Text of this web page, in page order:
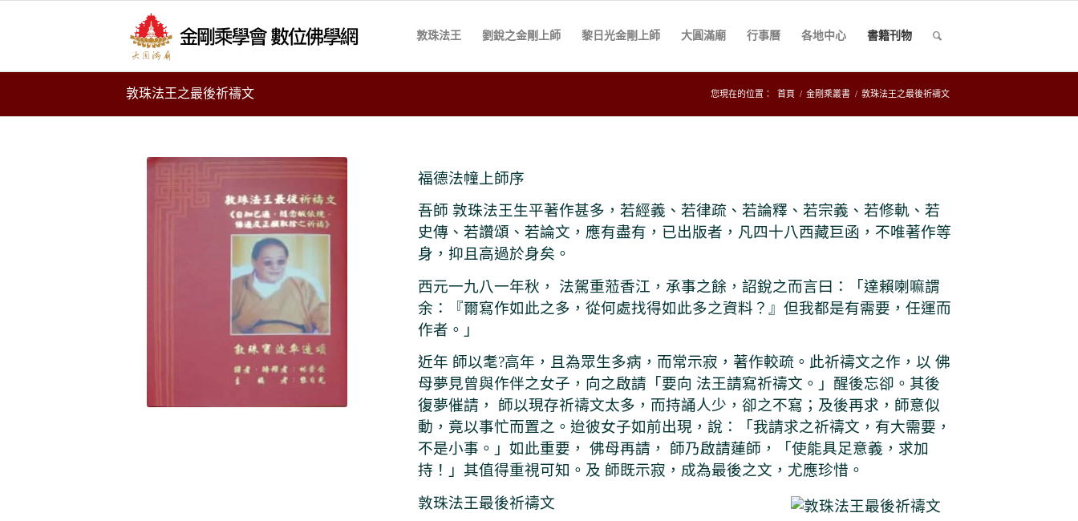
敦珠法王 劉銳之金剛上師 黎日光金剛上師 大圓滿廟 行事曆 各地中心 書籍刊物
敦珠法王之最後祈禱文 您現在的位置： 首頁 / 金剛乘叢書 / 敦珠法王之最後祈禱文
福德法幢上師序
吾師 敦珠法王生平著作甚多，若經義、若律疏、若論釋、若宗義、若修軌、若
史傳、若讚頌、若論文，應有盡有，已出版者，凡四十八西藏巨函，不唯著作等
身，抑且高過於身矣。
西元一九八一年秋， 法駕重蒞香江，承事之餘，詔銳之而言曰：「達賴喇嘛謂
余：『爾寫作如此之多，從何處找得如此多之資料？』但我都是有需要，任運而
作者。」
近年 師以耄?高年，且為眾生多病，而常示寂，著作較疏。此祈禱文之作，以 佛
母夢見曾與作伴之女子，向之啟請「要向 法王請寫祈禱文。」醒後忘卻。其後
復夢催請， 師以現存祈禱文太多，而持誦人少，卻之不寫；及後再求，師意似
動，竟以事忙而置之。迨彼女子如前出現，說：「我請求之祈禱文，有大需要，
不是小事。」如此重要， 佛母再請， 師乃啟請蓮師，「使能具足意義，求加
持！」其值得重視可知。及 師既示寂，成為最後之文，尤應珍惜。
敦珠法王最後祈禱文